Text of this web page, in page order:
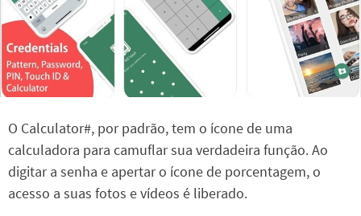
O Calculator#, por padrão, tem o ícone de uma
calculadora para camuflar sua verdadeira função. Ao
digitar a senha e apertar o ícone de porcentagem, o
acesso a suas fotos e vídeos é liberado.